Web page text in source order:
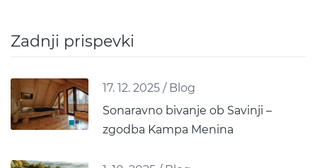
Zadnji prispevki
17. 12. 2025 / Blog
Sonaravno bivanje ob Savinji –
zgodba Kampa Menina